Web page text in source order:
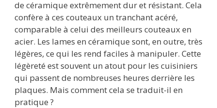
de céramique extrêmement dur et résistant. Cela
confère à ces couteaux un tranchant acéré,
comparable à celui des meilleurs couteaux en
acier. Les lames en céramique sont, en outre, très
légères, ce qui les rend faciles à manipuler. Cette
légèreté est souvent un atout pour les cuisiniers
qui passent de nombreuses heures derrière les
plaques. Mais comment cela se traduit-il en
pratique ?